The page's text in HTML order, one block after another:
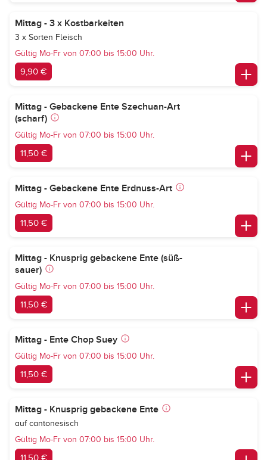
Mittag - 3 x Kostbarkeiten
3 x Sorten Fleisch
Gültig Mo-Fr von 07:00 bis 15:00 Uhr.
9,90 €
Mittag - Gebackene Ente Szechuan-Art
(scharf)
Gültig Mo-Fr von 07:00 bis 15:00 Uhr.
11,50 €
Mittag - Gebackene Ente Erdnuss-Art
Gültig Mo-Fr von 07:00 bis 15:00 Uhr.
11,50 €
Mittag - Knusprig gebackene Ente (süß-
sauer)
Gültig Mo-Fr von 07:00 bis 15:00 Uhr.
11,50 €
Mittag - Ente Chop Suey
Gültig Mo-Fr von 07:00 bis 15:00 Uhr.
11,50 €
Mittag - Knusprig gebackene Ente
auf cantonesisch
Gültig Mo-Fr von 07:00 bis 15:00 Uhr.
11,50 €